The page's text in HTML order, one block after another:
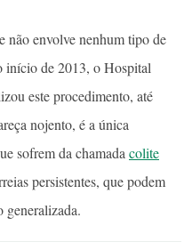
não envolve nenhum tipo de
início de 2013, o Hospital
este procedimento, até
nojento, é a única
sofrem da chamada colite
persistentes, que podem
generalizada.